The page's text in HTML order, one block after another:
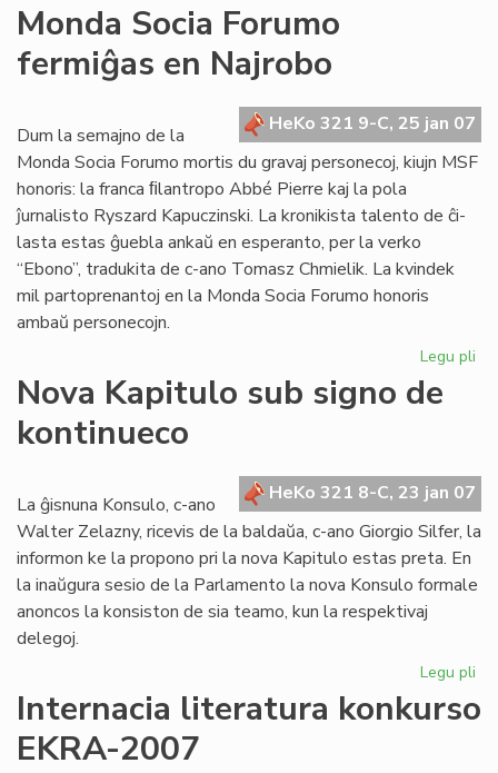
por
Monda Socia Forumo
fermiĝas en Najrobo
HeKo 321 9-C, 25 jan 07
Dum la semajno de la
Monda Socia Forumo mortis du gravaj personecoj, kiujn MSF
honoris: la franca ﬁlantropo Abbé Pierre kaj la pola
ĵurnalisto Ryszard Kapuczinski. La kronikista talento de ĉi-
lasta estas ĝuebla ankaŭ en esperanto, per la verko
“Ebono”, tradukita de c-ano Tomasz Chmielik. La kvindek
mil partoprenantoj en la Monda Socia Forumo honoris
ambaŭ personecojn.
Legu pli
en
Nova Kapitulo sub signo de
kontinueco
HeKo 321 8-C, 23 jan 07
La ĝisnuna Konsulo, c-ano
Walter Zelazny, ricevis de la baldaŭa, c-ano Giorgio Silfer, la
informon ke la propono pri la nova Kapitulo estas preta. En
la inaŭgura sesio de la Parlamento la nova Konsulo formale
anoncos la konsiston de sia teamo, kun la respektivaj
delegoj.
Legu pli
Internacia literatura konkurso
EKRA-2007